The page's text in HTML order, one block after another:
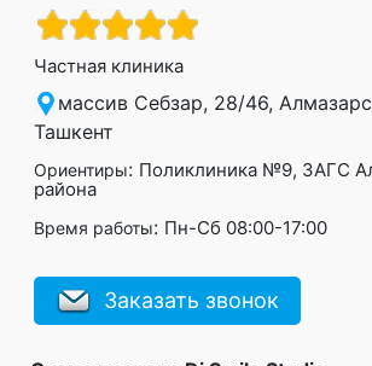
Частная клиника
массив Себзар, 28/46,
Ташкент
Ориентиры: Поликлиника №9, ЗАГС
района
Время работы: Пн-Сб 08:00-17:00
Заказать звонок